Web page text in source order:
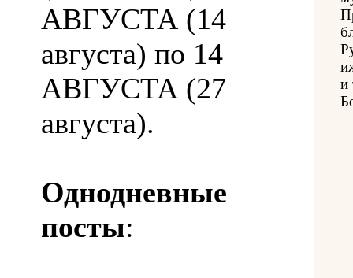
АВГУСТА (14
августа) по 14
АВГУСТА (27
августа).
Однодневные
посты:
и